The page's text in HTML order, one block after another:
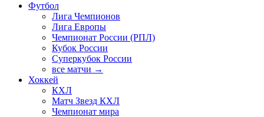
Футбол
Лига Чемпионов
Лига Европы
Чемпионат России (РПЛ)
Кубок России
Суперкубок России
все матчи →
Хоккей
КХЛ
Матч Звезд КХЛ
Чемпионат мира